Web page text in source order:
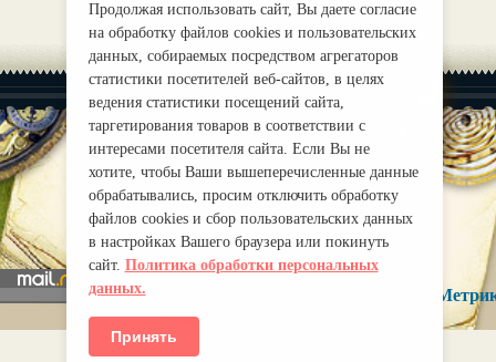
О нас
Правила
mirprognoz@mail.ru
Продолжая использовать сайт, Вы даете согласие
на обработку файлов cookies и пользовательских
данных, собираемых посредством агрегаторов
статистики посетителей веб-сайтов, в целях
ведения статистики посещений сайта,
таргетирования товаров в соответствии с
интересами посетителя сайта. Если Вы не
хотите, чтобы Ваши вышеперечисленные данные
обрабатывались, просим отключить обработку
файлов cookies и сбор пользовательских данных
в настройках Вашего браузера или покинуть
сайт. Политика обработки персональных
данных.
Принять